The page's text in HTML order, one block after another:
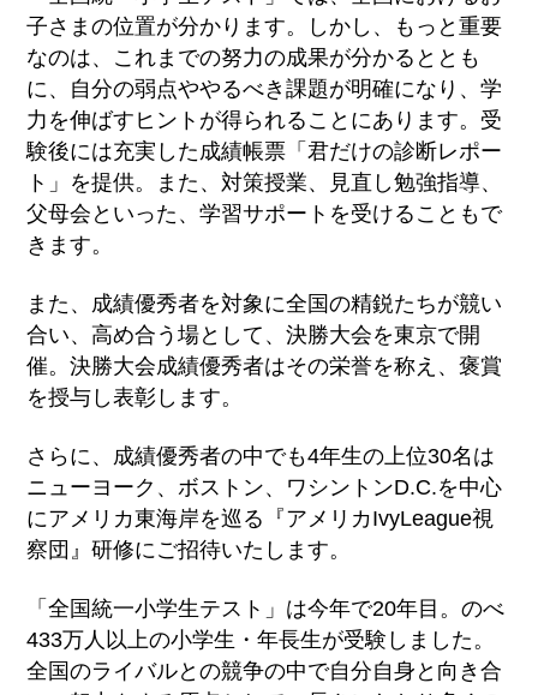
子さまの位置が分かります。しかし、もっと重要
なのは、これまでの努力の成果が分かるととも
に、自分の弱点ややるべき課題が明確になり、学
力を伸ばすヒントが得られることにあります。受
験後には充実した成績帳票「君だけの診断レポー
ト」を提供。また、対策授業、見直し勉強指導、
父母会といった、学習サポートを受けることもで
きます。
また、成績優秀者を対象に全国の精鋭たちが競い
合い、高め合う場として、決勝大会を東京で開
催。決勝大会成績優秀者はその栄誉を称え、褒賞
を授与し表彰します。
さらに、成績優秀者の中でも4年生の上位30名は
ニューヨーク、ボストン、ワシントンD.C.を中心
にアメリカ東海岸を巡る『アメリカIvyLeague視
察団』研修にご招待いたします。
「全国統一小学生テスト」は今年で20年目。のべ
433万人以上の小学生・年長生が受験しました。
全国のライバルとの競争の中で自分自身と向き合